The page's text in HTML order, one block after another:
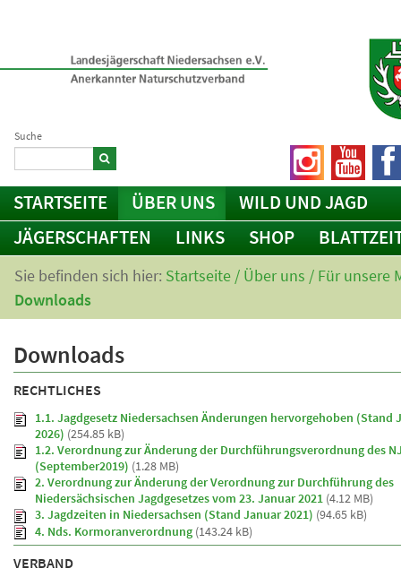
Suche
STARTSEITE ÜBER UNS
WILD UND JAGD
JÄGERSCHAFTEN
LINKS SHOP
Sie befinden sich hier: Startseite / Über uns / Für unsere
Downloads
Downloads
RECHTLICHES
1.1. Jagdgesetz Niedersachsen Änderungen hervorgehoben (Stand
2026) (254.85 kB)
1.2. Verordnung zur Änderung der Durchführungsverordnung des
(September2019) (1.28 MB)
2. Verordnung zur Änderung der Verordnung zur Durchführung des
Niedersächsischen Jagdgesetzes vom 23. Januar 2021 (4.12 MB)
3. Jagdzeiten in Niedersachsen (Stand Januar 2021) (94.65 kB)
4. Nds. Kormoranverordnung (143.24 kB)
VERBAND